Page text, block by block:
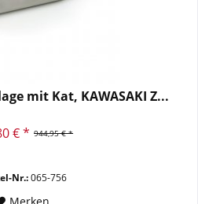
mit Kat, KAWASAKI Z...
944,95 € *
€ *
Nr.:065-756
Merken